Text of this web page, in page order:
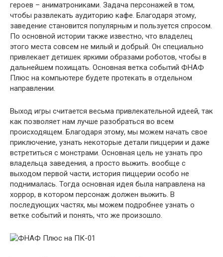
героев – аниматрониками. Задача персонажей в том,
чтобы развлекать аудиторию кафе. Благодаря этому,
заведение становится популярным и пользуется спросом.
По основной истории также известно, что владелец
этого места совсем не милый и добрый. Он специально
привлекает детишек яркими образами роботов, чтобы в
дальнейшем похищать. Основная ветка событий ФНАФ
Плюс на компьютере будете протекать в отдельном
направлении.
Выход игры считается весьма привлекательной идеей, так
как позволяет нам лучше разобраться во всем
происходящем. Благодаря этому, мы можем начать свое
приключение, узнать некоторые детали пиццерии и даже
встретиться с монстрами. Основная цель не узнать про
владельца заведения, а просто выжить. вообще с
выходом первой части, история пиццерии особо не
поднималась. Тогда основная идея была направлена на
хоррор, в котором персонаж должен выжить. В
последующих частях, мы можем подробнее узнать о
ветке событий и понять, что же произошло.